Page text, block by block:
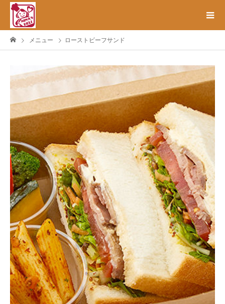
メニュー ローストビーフサンド